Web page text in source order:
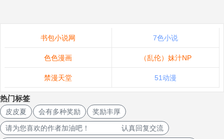
书包小说网 7色小说
色色漫画 （乱伦）妹汁NP
禁漫天堂 51动漫
热门标签
皮皮夏 会有多种奖励 奖励丰厚
请为您喜欢的作者加油吧！ 认真回复交流